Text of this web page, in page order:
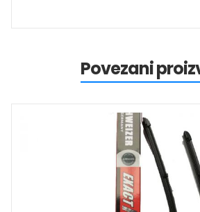
Povezani